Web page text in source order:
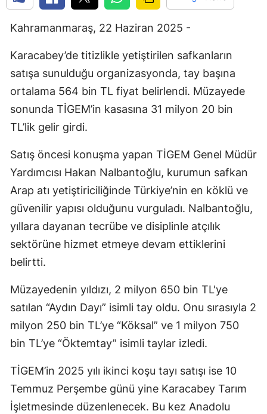
Kahramanmaraş, 22 Haziran 2025 -
Karacabey’de titizlikle yetiştirilen safkanların
satışa sunulduğu organizasyonda, tay başına
ortalama 564 bin TL fiyat belirlendi. Müzayede
sonunda TİGEM’in kasasına 31 milyon 20 bin
TL’lik gelir girdi.
Satış öncesi konuşma yapan TİGEM Genel Müdür
Yardımcısı Hakan Nalbantoğlu, kurumun safkan
Arap atı yetiştiriciliğinde Türkiye’nin en köklü ve
güvenilir yapısı olduğunu vurguladı. Nalbantoğlu,
yıllara dayanan tecrübe ve disiplinle atçılık
sektörüne hizmet etmeye devam ettiklerini
belirtti.
Müzayedenin yıldızı, 2 milyon 650 bin TL'ye
satılan “Aydın Dayı” isimli tay oldu. Onu sırasıyla 2
milyon 250 bin TL’ye “Köksal” ve 1 milyon 750
bin TL’ye “Öktemtay” isimli taylar izledi.
TİGEM’in 2025 yılı ikinci koşu tayı satışı ise 10
Temmuz Perşembe günü yine Karacabey Tarım
İşletmesinde düzenlenecek. Bu kez Anadolu